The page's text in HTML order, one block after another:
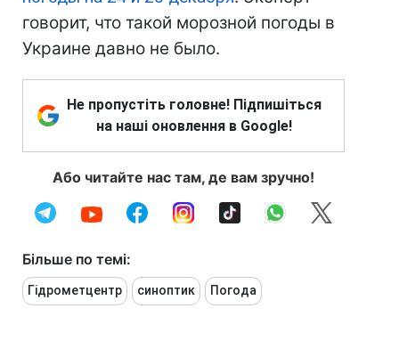
говорит, что такой морозной погоды в
Украине давно не было.
Не пропустіть головне! Підпишіться
на наші оновлення в Google!
Або читайте нас там, де вам зручно!
Більше по темі:
Гідрометцентр синоптик Погода